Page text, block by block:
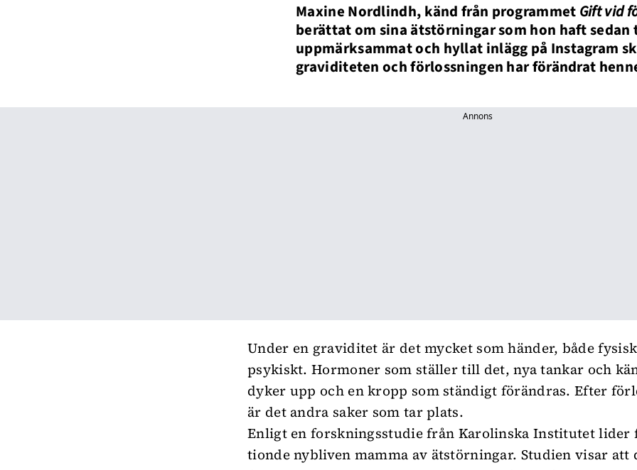
Maxine Nordlindh, känd från programmet Gift vid
berättat om sina ätstörningar som hon haft
uppmärksammat och hyllat inlägg på Instagram
graviditeten och förlossningen har förändrat
Annons
Under en graviditet är det mycket som händer, både
psykiskt. Hormoner som ställer till det, nya tankar och
dyker upp och en kropp som ständigt förändras. Efter
är det andra saker som tar plats.
Enligt en forskningsstudie från Karolinska Institutetlider
tionde nybliven mamma av ätstörningar. Studien visar att